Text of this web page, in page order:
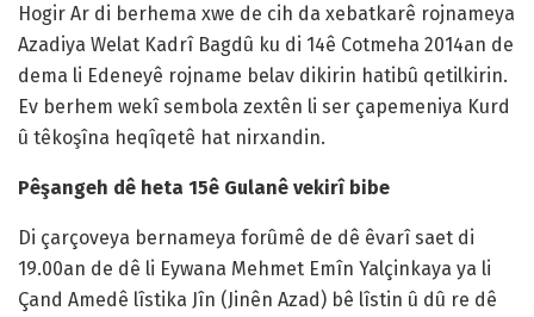
Hogir Ar di berhema xwe de cih da xebatkarê rojnameya
Azadiya Welat Kadrî Bagdû ku di 14ê Cotmeha 2014an de
dema li Edeneyê rojname belav dikirin hatibû qetilkirin.
Ev berhem wekî sembola zextên li ser çapemeniya Kurd
û têkoşîna heqîqetê hat nirxandin.
Pêşangeh dê heta 15ê Gulanê vekirî bibe
Di çarçoveya bernameya forûmê de dê êvarî saet di
19.00an de dê li Eywana Mehmet Emîn Yalçinkaya ya li
Çand Amedê lîstika Jîn (Jinên Azad) bê lîstin û dû re dê